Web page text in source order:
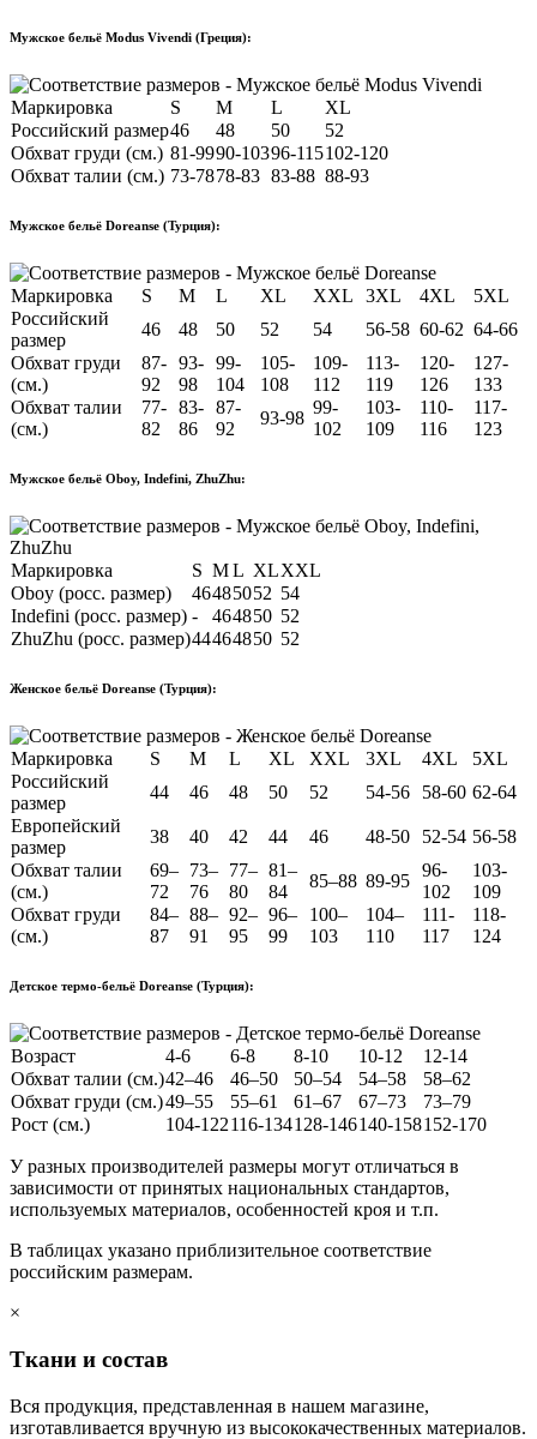
Мужское бельё Modus Vivendi (Греция):
Маркировка S M L
XL
Российский размер46 48 50
52
Обхват груди (см.) 81-9990-10396-115102-120
Обхват талии (см.) 73-7878-83 83-88 88-93
Мужское бельё Doreanse (Турция):
Маркировка S M L XL XXL 3XL 4XL
5XL
Российский
размер
46 48 50 52 54 56-58 60-62 64-66
Обхват груди
(см.)
87-
92
93-
98
99-
104
105-
108
109-
112
113-
119
120-
126
127-
133
Обхват талии
(см.)
77-
82
83-
86
87-
92
93-98
99-
102
103-
109
110-
116
117-
123
Мужское бельё Oboy, Indefini, ZhuZhu:
Маркировка S ML XLXXL
Oboy (росс. размер)
46485052 54
Indefini (росс. размер) - 464850 52
ZhuZhu (росс. размер)44464850 52
Женское бельё Doreanse (Турция):
Маркировка S M L XL XXL 3XL 4XL
5XL
Российский
размер
44 46 48 50 52 54-56 58-60 62-64
Европейский
размер
38 40 42 44 46 48-50 52-54 56-58
Обхват талии
(см.)
69–
72
73–
76
77–
80
81–
84
85–88 89-95
96-
102
103-
109
Обхват груди
(см.)
84–
87
88–
91
92–
95
96–
99
100–
103
104–
110
111-
117
118-
124
Детское термо-бельё Doreanse (Турция):
Возраст 4-6 6-8 8-10 10-12
12-14
Обхват талии (см.)42–46 46–50 50–54 54–58
58–62
Обхват груди (см.)49–55 55–61 61–67 67–73
73–79
Рост (см.)
104-122116-134128-146140-158152-170
У разных производителей размеры могут отличаться в
зависимости от принятых национальных стандартов,
используемых материалов, особенностей кроя и т.п.
В таблицах указано приблизительное соответствие
российским размерам.
×
Ткани и состав
Вся продукция, представленная в нашем магазине,
изготавливается вручную из высококачественных материалов.